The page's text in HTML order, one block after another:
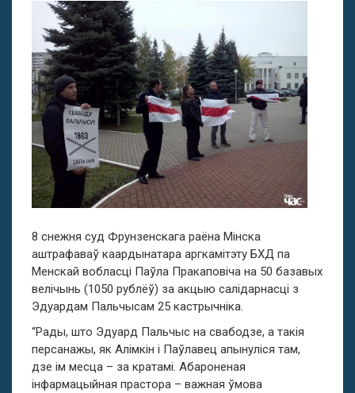
8 снежня суд Фрунзенскага раёна Мінска
аштрафаваў каардынатара аргкамітэту БХД па
Менскай вобласці Паўла Пракаповіча на 50 базавых
велічынь (1050 рублёў) за акцыю салідарнасці з
Эдуардам Пальчысам 25 кастрычніка.
“Рады, што Эдуард Пальчыс на свабодзе, а такія
персанажы, як Алімкін і Паўлавец апынуліся там,
дзе ім месца – за кратамі. Абароненая
інфармацыйная прастора – важная ўмова